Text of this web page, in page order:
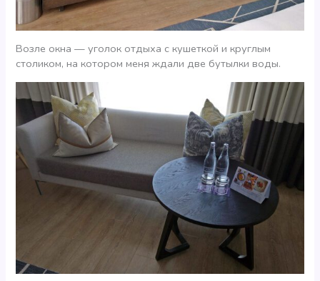
Возле окна — уголок отдыха с кушеткой и круглым
столиком, на котором меня ждали две бутылки воды.